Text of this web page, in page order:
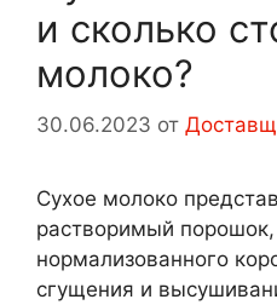
и сколько
молоко?
30.06.2023 от
Сухое молоко
растворимый
нормализованного
сгущения и